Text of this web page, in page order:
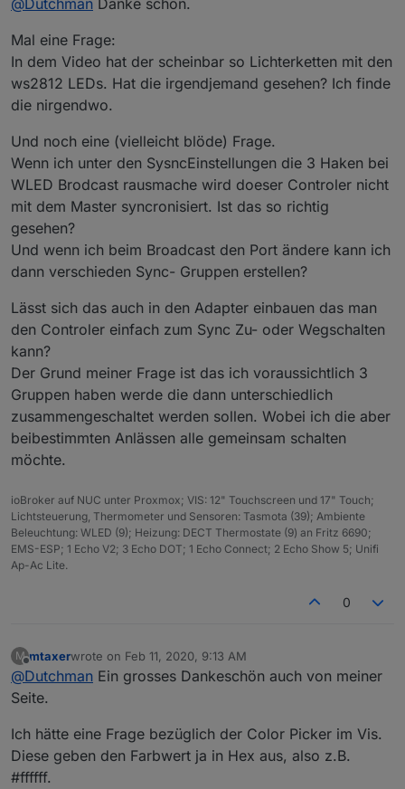
@Dutchman Danke schön.
Mal eine Frage:
In dem Video hat der scheinbar so Lichterketten mit den
ws2812 LEDs. Hat die irgendjemand gesehen? Ich finde
die nirgendwo.
Und noch eine (vielleicht blöde) Frage.
Wenn ich unter den SysncEinstellungen die 3 Haken bei
WLED Brodcast rausmache wird doeser Controler nicht
mit dem Master syncronisiert. Ist das so richtig
gesehen?
Und wenn ich beim Broadcast den Port ändere kann ich
dann verschieden Sync- Gruppen erstellen?
Lässt sich das auch in den Adapter einbauen das man
den Controler einfach zum Sync Zu- oder Wegschalten
kann?
Der Grund meiner Frage ist das ich voraussichtlich 3
Gruppen haben werde die dann unterschiedlich
zusammengeschaltet werden sollen. Wobei ich die aber
beibestimmten Anlässen alle gemeinsam schalten
möchte.
ioBroker auf NUC unter Proxmox; VIS: 12" Touchscreen und 17" Touch;
Lichtsteuerung, Thermometer und Sensoren: Tasmota (39); Ambiente
Beleuchtung: WLED (9); Heizung: DECT Thermostate (9) an Fritz 6690;
EMS-ESP; 1 Echo V2; 3 Echo DOT; 1 Echo Connect; 2 Echo Show 5; Unifi
Ap-Ac Lite.
0
M
Offline
mtaxerwrote on Feb 11, 2020, 9:13 AM
last edited by
@Dutchman Ein grosses Dankeschön auch von meiner
Seite.
Ich hätte eine Frage bezüglich der Color Picker im Vis.
Diese geben den Farbwert ja in Hex aus, also z.B.
#ffffff.